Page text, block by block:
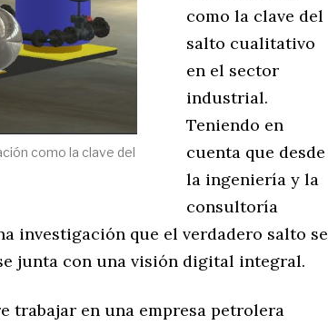
como la clave del
como la clave del
salto cualitativo
en el sector
industrial.
Teniendo en
cuenta que desde
la ingeniería y la
consultoría
investigación que el verdadero salto se
junta con una visión digital integral.
trabajar en una empresa petrolera